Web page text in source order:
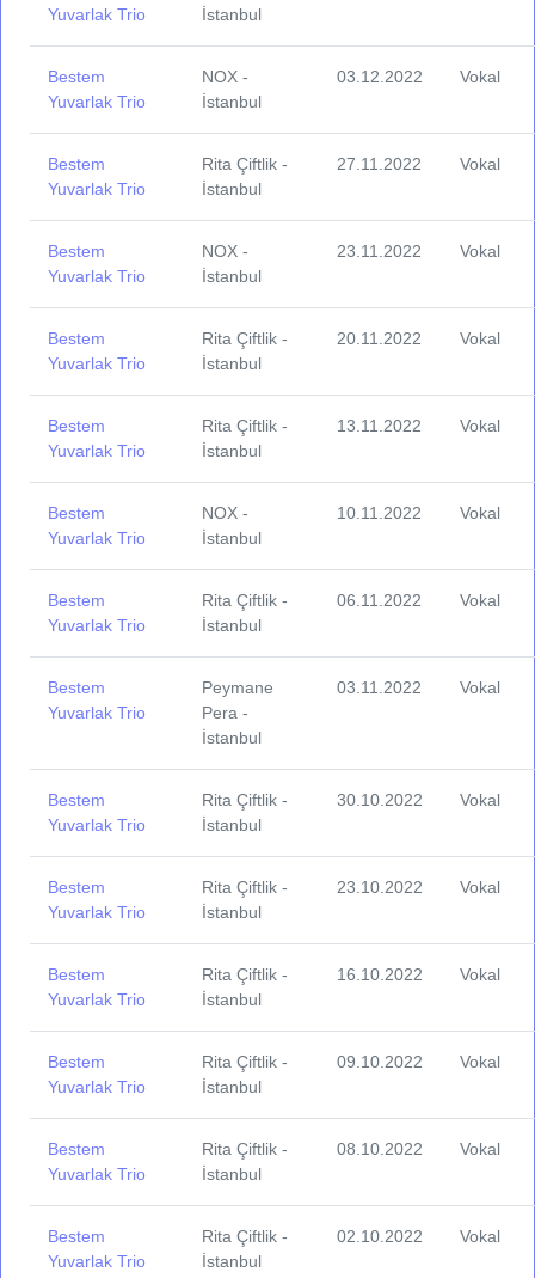
Yuvarlak Trio
İstanbul
Bestem
Yuvarlak Trio
NOX -
İstanbul
03.12.2022 Vokal
Bestem
Yuvarlak Trio
Rita Çiftlik -
İstanbul
27.11.2022 Vokal
Bestem
Yuvarlak Trio
NOX -
İstanbul
23.11.2022 Vokal
Bestem
Yuvarlak Trio
Rita Çiftlik -
İstanbul
20.11.2022 Vokal
Bestem
Yuvarlak Trio
Rita Çiftlik -
İstanbul
13.11.2022 Vokal
Bestem
Yuvarlak Trio
NOX -
İstanbul
10.11.2022 Vokal
Bestem
Yuvarlak Trio
Rita Çiftlik -
İstanbul
06.11.2022 Vokal
Bestem
Yuvarlak Trio
Peymane
Pera -
İstanbul
03.11.2022 Vokal
Bestem
Yuvarlak Trio
Rita Çiftlik -
İstanbul
30.10.2022 Vokal
Bestem
Yuvarlak Trio
Rita Çiftlik -
İstanbul
23.10.2022 Vokal
Bestem
Yuvarlak Trio
Rita Çiftlik -
İstanbul
16.10.2022 Vokal
Bestem
Yuvarlak Trio
Rita Çiftlik -
İstanbul
09.10.2022 Vokal
Bestem
Yuvarlak Trio
Rita Çiftlik -
İstanbul
08.10.2022 Vokal
Bestem
Yuvarlak Trio
Rita Çiftlik -
İstanbul
02.10.2022 Vokal